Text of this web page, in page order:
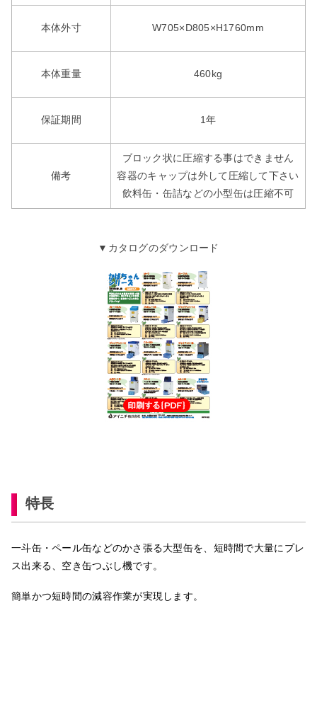
本体外寸 W705×D805×H1760mm
本体重量 460kg
保証期間 1年
備考
ブロック状に圧縮する事はできません
容器のキャップは外して圧縮して下さい
飲料缶・缶詰などの小型缶は圧縮不可
▼カタログのダウンロード
特長
一斗缶・ペール缶などのかさ張る大型缶を、短時間で大量にプレ
ス出来る、空き缶つぶし機です。
簡単かつ短時間の減容作業が実現します。